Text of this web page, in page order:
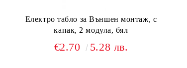
Електро табло за Външен монтаж, с
капак, 2 модула, бял
€2.70 5.28 лв.